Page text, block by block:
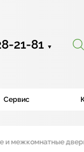
21-81 ▼
Сервис
двери по